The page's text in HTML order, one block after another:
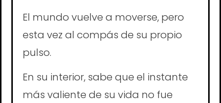
El mundo vuelve a moverse, pero
esta vez al compás de su propio
pulso.
En su interior, sabe que el instante
más valiente de su vida no fue